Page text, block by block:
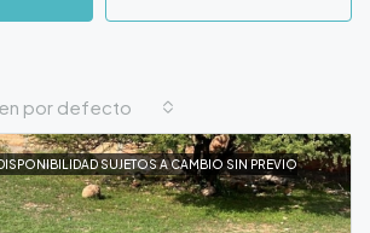
por defecto
SUJETOS A CAMBIO SIN PREVIO